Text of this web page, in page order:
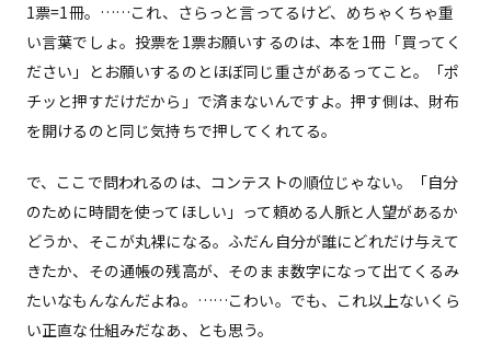
1票=1冊。……これ、さらっと言ってるけど、めちゃくちゃ重
い言葉でしょ。投票を1票お願いするのは、本を1冊「買ってく
ださい」とお願いするのとほぼ同じ重さがあるってこと。「ポ
チッと押すだけだから」で済まないんですよ。押す側は、財布
を開けるのと同じ気持ちで押してくれてる。
で、ここで問われるのは、コンテストの順位じゃない。「自分
のために時間を使ってほしい」って頼める人脈と人望があるか
どうか、そこが丸裸になる。ふだん自分が誰にどれだけ与えて
きたか、その通帳の残高が、そのまま数字になって出てくるみ
たいなもんなんだよね。……こわい。でも、これ以上ないくら
い正直な仕組みだなあ、とも思う。